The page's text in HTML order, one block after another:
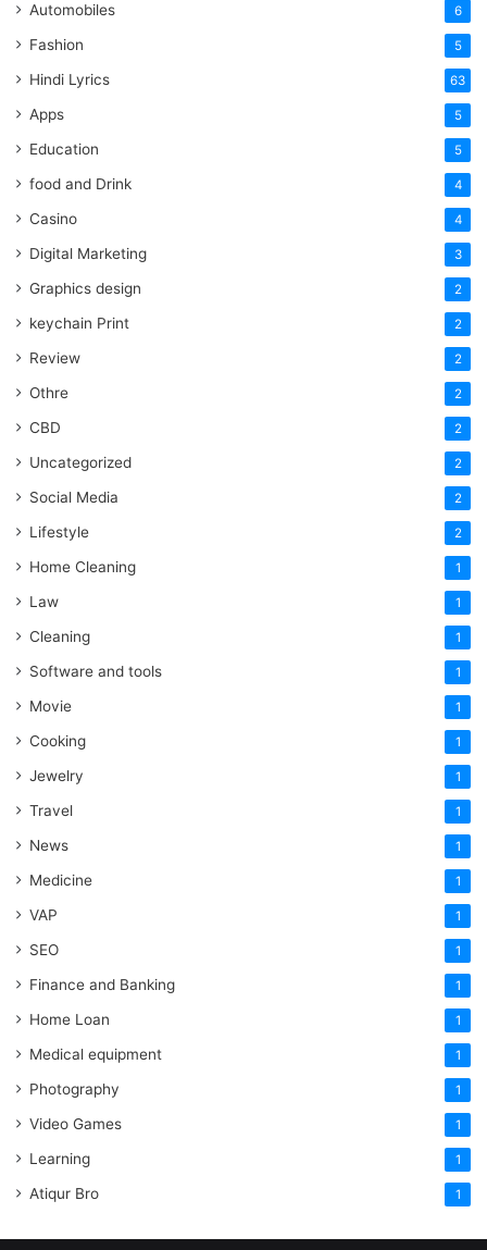
Automobiles 6
Fashion 5
Hindi Lyrics 63
Apps 5
Education 5
food and Drink 4
Casino 4
Digital Marketing 3
Graphics design 2
keychain Print 2
Review 2
Othre 2
CBD 2
Uncategorized 2
Social Media 2
Lifestyle 2
Home Cleaning 1
Law 1
Cleaning 1
Software and tools 1
Movie 1
Cooking 1
Jewelry 1
Travel 1
News 1
Medicine 1
VAP 1
SEO 1
Finance and Banking 1
Home Loan 1
Medical equipment 1
Photography 1
Video Games 1
Learning 1
Atiqur Bro 1